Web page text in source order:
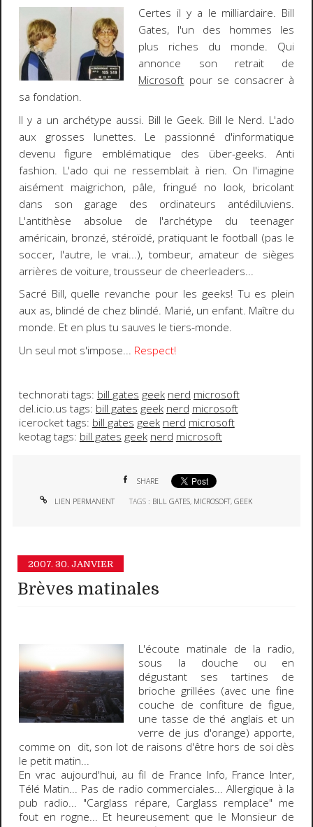
Certes il y a le milliardaire. Bill
Gates, l'un des hommes les
plus riches du monde. Qui
annonce son retrait de
Microsoft pour se consacrer à
sa fondation.
Il y a un archétype aussi. Bill le Geek. Bill le Nerd. L'ado
aux grosses lunettes. Le passionné d'informatique
devenu figure emblématique des über-geeks. Anti
fashion. L'ado qui ne ressemblait à rien. On l'imagine
aisément maigrichon, pâle, fringué no look, bricolant
dans son garage des ordinateurs antédiluviens.
L'antithèse absolue de l'archétype du teenager
américain, bronzé, stéroïdé, pratiquant le football (pas le
soccer, l'autre, le vrai...), tombeur, amateur de sièges
arrières de voiture, trousseur de cheerleaders...
Sacré Bill, quelle revanche pour les geeks!Tu es plein
aux as, blindé de chez blindé. Marié, un enfant. Maître du
monde. Et en plus tu sauves le tiers-monde.
Un seul mot s'impose... Respect!
technorati tags: bill gates geek nerd microsoft
del.icio.us tags: bill gates geek nerd microsoft
icerocket tags: bill gates geek nerd microsoft
keotag tags: bill gates geek nerd microsoft
SHARE
LIEN PERMANENT TAGS : BILL GATES, MICROSOFT,GEEK
2007. 30. JANVIER
Brèves matinales
L'écoute matinale de la radio,
sous la douche ou en
dégustant ses tartines de
brioche grillées (avec une fine
couche de confiture de figue,
une tasse de thé anglais et un
verre de jus d'orange) apporte,
comme on dit, son lot de raisons d'être hors de soidès
le petit matin...
En vrac aujourd'hui, au fil de France Info, France Inter,
Télé Matin... Pas de radio commerciales... Allergique à la
pub radio... "Carglass répare, Carglass remplace" me
fout en rogne... Et heureusement que le Monsieur de